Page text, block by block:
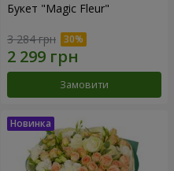
Букет "Magic Fleur"
3 284 грн
Замовити